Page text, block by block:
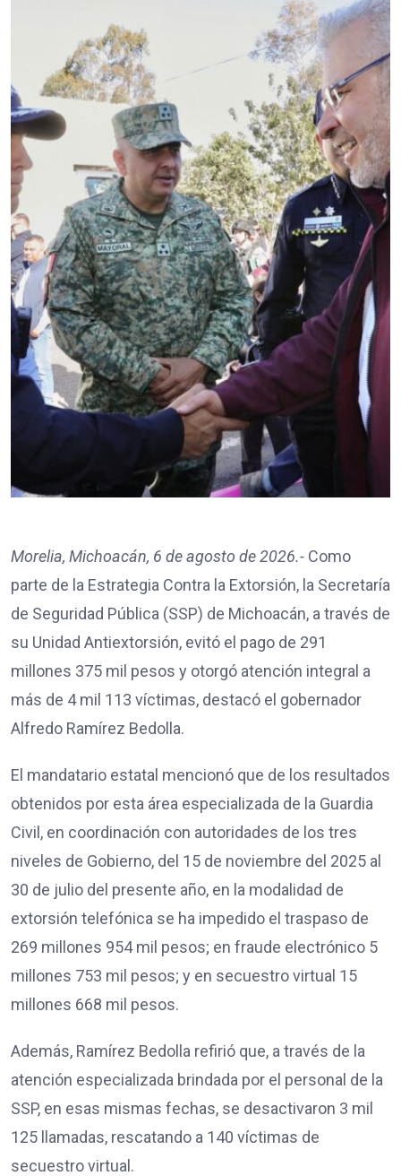
Morelia, Michoacán, 6 de agosto de 2026.- Como
parte de la Estrategia Contra la Extorsión, la Secretaría
de Seguridad Pública (SSP) de Michoacán, a través de
su Unidad Antiextorsión, evitó el pago de 291
millones 375 mil pesos y otorgó atención integral a
más de 4 mil 113 víctimas, destacó el gobernador
Alfredo Ramírez Bedolla.
El mandatario estatal mencionó que de los resultados
obtenidos por esta área especializada de la Guardia
Civil, en coordinación con autoridades de los tres
niveles de Gobierno, del 15 de noviembre del 2025 al
30 de julio del presente año, en la modalidad de
extorsión telefónica se ha impedido el traspaso de
269 millones 954 mil pesos; en fraude electrónico 5
millones 753 mil pesos; y en secuestro virtual 15
millones 668 mil pesos.
Además, Ramírez Bedolla refirió que, a través de la
atención especializada brindada por el personal de la
SSP, en esas mismas fechas, se desactivaron 3 mil
125 llamadas, rescatando a 140 víctimas de
secuestro virtual.